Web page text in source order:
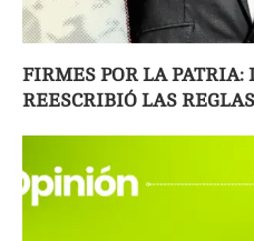
FIRMES POR LA PATRIA:
REESCRIBIÓ LAS REGLAS